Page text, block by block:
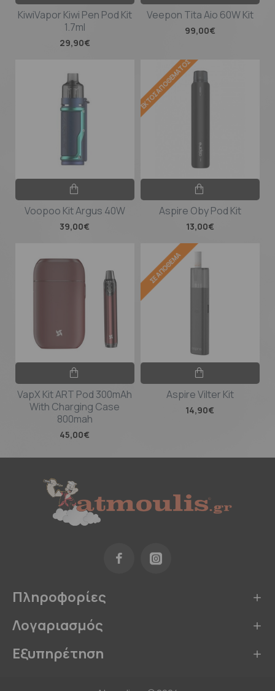
KiwiVapor Kiwi Pen Pod Kit
1.7ml
29,90€
Veepon Tita Aio 60W Kit
99,00€
Voopoo Kit Argus 40W
39,00€
ΕΚΤΌΣ ΑΠΟΘΈΜΑΤΟΣ
Aspire Oby Pod Kit
13,00€
VapX Kit ART Pod 300mAh
With Charging Case
800mah
45,00€
ΣΕ ΑΠΌΘΕΜΑ
Aspire Vilter Kit
14,90€
Πληροφορίες
Λογαριασμός
Εξυπηρέτηση